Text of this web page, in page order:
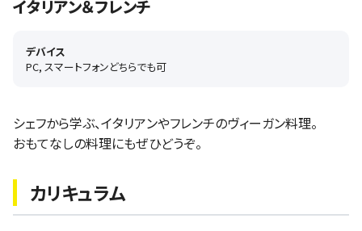
イタリアン＆フレンチ
デバイス
PC, スマートフォンどちらでも可
シェフから学ぶ、イタリアンやフレンチのヴィーガン料理。
おもてなしの料理にもぜひどうぞ。
カリキュラム